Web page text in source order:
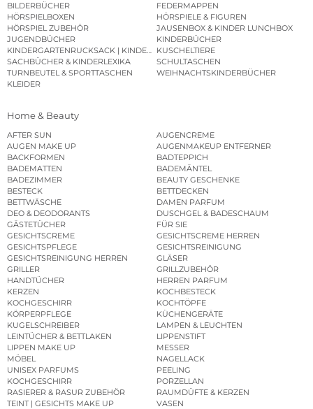
BILDERBÜCHER
FEDERMAPPEN
HÖRSPIELBOXEN
HÖRSPIELE & FIGUREN
HÖRSPIEL ZUBEHÖR
JAUSENBOX & KINDER LUNCHBOX
JUGENDBÜCHER
KINDERBÜCHER
KINDERGARTENRUCKSACK | KINDERGARTENBEUTEL
KUSCHELTIERE
SACHBÜCHER & KINDERLEXIKA
SCHULTASCHEN
TURNBEUTEL & SPORTTASCHEN
WEIHNACHTSKINDERBÜCHER
KLEIDER
Home & Beauty
AFTER SUN
AUGENCREME
AUGEN MAKE UP
AUGENMAKEUP ENTFERNER
BACKFORMEN
BADTEPPICH
BADEMATTEN
BADEMÄNTEL
BADEZIMMER
BEAUTY GESCHENKE
BESTECK
BETTDECKEN
BETTWÄSCHE
DAMEN PARFUM
DEO & DEODORANTS
DUSCHGEL & BADESCHAUM
GÄSTETÜCHER
FÜR SIE
GESICHTSCREME
GESICHTSCREME HERREN
GESICHTSPFLEGE
GESICHTSREINIGUNG
GESICHTSREINIGUNG HERREN
GLÄSER
GRILLER
GRILLZUBEHÖR
HANDTÜCHER
HERREN PARFUM
KERZEN
KOCHBESTECK
KOCHGESCHIRR
KOCHTÖPFE
KÖRPERPFLEGE
KÜCHENGERÄTE
KUGELSCHREIBER
LAMPEN & LEUCHTEN
LEINTÜCHER & BETTLAKEN
LIPPENSTIFT
LIPPEN MAKE UP
MESSER
MÖBEL
NAGELLACK
UNISEX PARFUMS
PEELING
KOCHGESCHIRR
PORZELLAN
RASIERER & RASUR ZUBEHÖR
RAUMDÜFTE & KERZEN
TEINT | GESICHTS MAKE UP
VASEN